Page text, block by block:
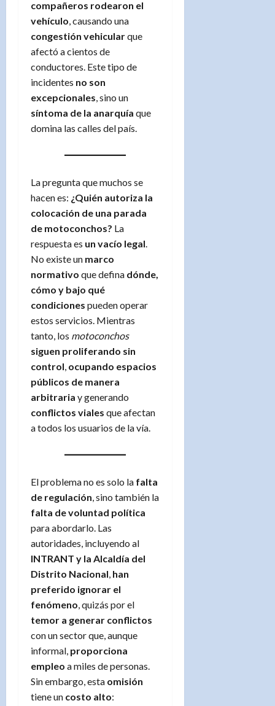
compañeros rodearon el
vehículo , causando una
congestión vehicularque
afectó a cientos de
conductores. Este tipo de
incidentes no son
excepcionales , sino un
síntoma de la anarquía que
domina las calles del país.
La pregunta que muchos se
hacen es: ¿Quién autoriza la
colocación de una parada
de motoconchos? La
respuesta es un vacío legal
No existe un marco
normativo que defina dónde,
cómo y bajo qué
condiciones pueden operar
estos servicios. Mientras
tanto, los motoconchos
siguen proliferando sin
control ocupando espacios
públicos de manera
arbitraria y generando
conflictos viales que afectan
a todos los usuarios de la vía.
El problema no es solo la falta
de regulación , sino también la
falta de voluntad política
para abordarlo. Las
autoridades, incluyendo al
INTRANT y la Alcaldía del
Distrito Nacional han
preferido ignorar el
fenómeno , quizás por el
temor a generar conflictos
con un sector que, aunque
informal, proporciona
empleo a miles de personas.
Sin embargo, esta omisión
tiene un costo alto: